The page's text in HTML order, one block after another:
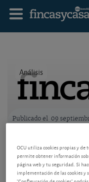
Análisis
Logo OCU inmobiliario
Publicado el 09
Burbuja y
Ventas,
sobre vivienda.
tendencias de
OCU utiliza cookies propias y de
permite obtener información
página web y tu seguridad. Si
implementación de las cookies y